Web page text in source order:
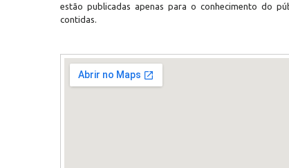
estão publicadas apenas para o conhecimento do
contidas.